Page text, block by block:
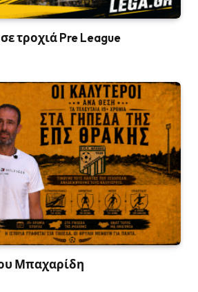
τροχιά Pre League
Μπαχαρίδη